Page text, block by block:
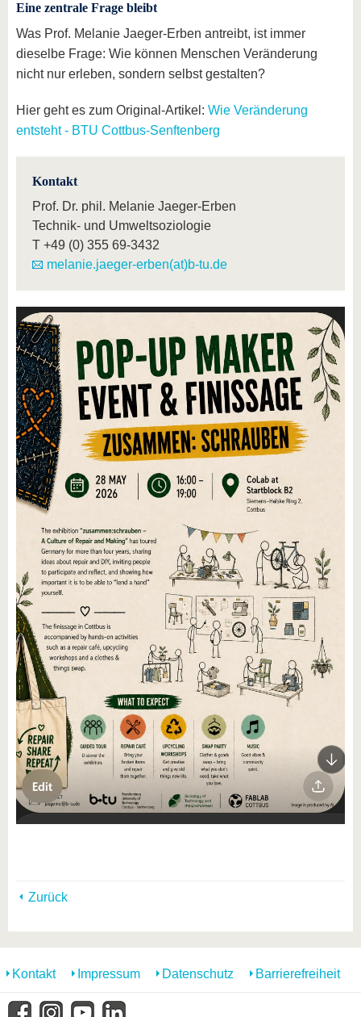
Eine zentrale Frage bleibt
Was Prof. Melanie Jaeger-Erben antreibt, ist immer
dieselbe Frage: Wie können Menschen Veränderung
nicht nur erleben, sondern selbst gestalten?
Hier geht es zum Original-Artikel: Wie Veränderung
entsteht - BTU Cottbus-Senftenberg
Kontakt
Prof. Dr. phil. Melanie Jaeger-Erben
Technik- und Umweltsoziologie
T +49 (0) 355 69-3432
melanie.jaeger-erben(at)b-tu.de
Zurück
Kontakt Impressum Datenschutz Barrierefreiheit